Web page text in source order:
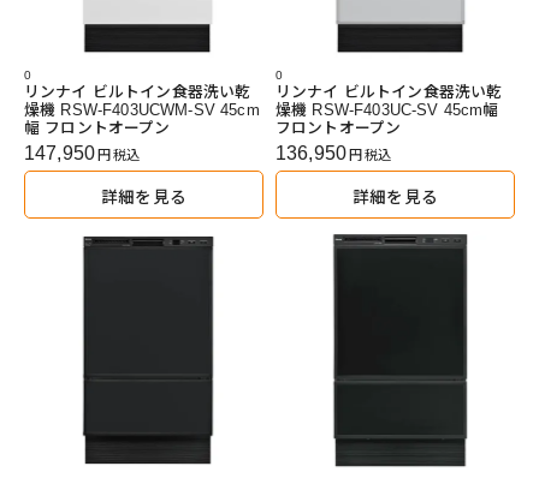
0
リンナイ ビルトイン食器洗い乾
燥機 RSW-F403UCWM-SV 45cm
幅 フロントオープン
147,950 税込
詳細を見る
0
リンナイ ビルトイン食器洗い乾
燥機 RSW-F403UC-SV 45cm幅
フロントオープン
136,950 税込
詳細を見る